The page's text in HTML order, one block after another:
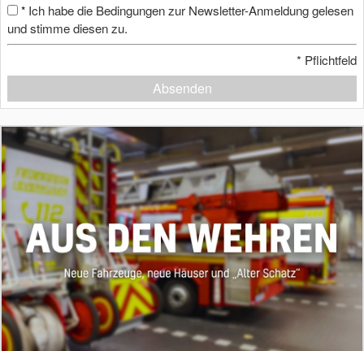
* Ich habe die Bedingungen zur Newsletter-Anmeldung gelesen
und stimme diesen zu.
* Pflichtfeld
Absenden